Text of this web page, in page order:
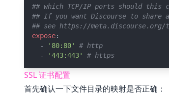
## which TCP/IP ports should this
## If you want Discourse to share
## see https://
expose:
  -
'80:80'
# http
  -
'443:443' # https
SSL 证书配置
首先确认一下文件目录的映射是否正确：